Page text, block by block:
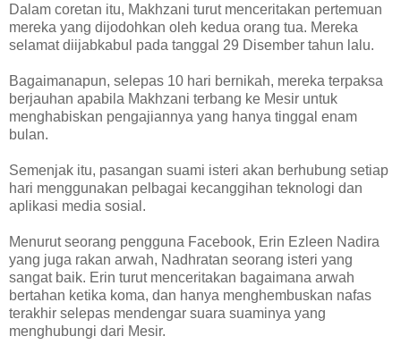
Dalam coretan itu, Makhzani turut menceritakan pertemuan
mereka yang dijodohkan oleh kedua orang tua. Mereka
selamat diijabkabul pada tanggal 29 Disember tahun lalu.
Bagaimanapun, selepas 10 hari bernikah, mereka terpaksa
berjauhan apabila Makhzani terbang ke Mesir untuk
menghabiskan pengajiannya yang hanya tinggal enam
bulan.
Semenjak itu, pasangan suami isteri akan berhubung setiap
hari menggunakan pelbagai kecanggihan teknologi dan
aplikasi media sosial.
Menurut seorang pengguna Facebook, Erin Ezleen Nadira
yang juga rakan arwah, Nadhratan seorang isteri yang
sangat baik. Erin turut menceritakan bagaimana arwah
bertahan ketika koma, dan hanya menghembuskan nafas
terakhir selepas mendengar suara suaminya yang
menghubungi dari Mesir.